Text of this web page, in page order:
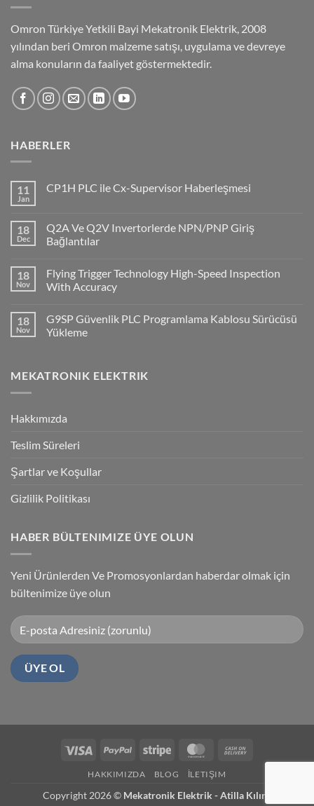
Omron Türkiye Yetkili Bayi Mekatronik Elektrik, 2008
yılından beri Omron malzeme satışı, uygulama ve devreye
alma konuların da faaliyet göstermektedir.
HABERLER
11
Jan
CP1H PLC ile Cx-Supervisor Haberleşmesi
CP1H
PLC
ile
Haberleşmesi
18
Dec
Q2A Ve Q2V Invertorlerde NPN/PNP Giriş
Bağlantılar
on
Q2A
Ve
NPN/PNP
Giriş
Bağlantılar
18
Nov
Flying Trigger Technology High-Speed Inspection
With Accuracy
on
Flying
Trigger
Inspection
With
18
Nov
G9SP Güvenlik PLC Programlama Kablosu Sürücüsü
Yükleme
G9SP
Güvenlik
Sürücüsü
MEKATRONIK ELEKTRIK
Hakkımızda
Teslim Süreleri
Şartlar ve Koşullar
Gizlilik Politikası
HABER BÜLTENIMIZE ÜYE OLUN
Yeni Ürünlerden Ve Promosyonlardan haberdar olmak için
bültenimize üye olun
Visa PayPal Stripe MasterCard
HAKKIMIZDA BLOG İLETIŞIM
Copyright 2026 © Mekatronik Elektrik - Atilla Kılınç